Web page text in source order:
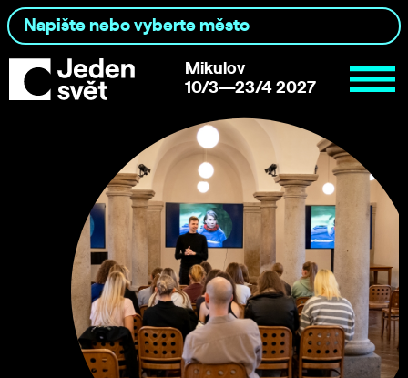
Mikulov
10/3—23/4 2027